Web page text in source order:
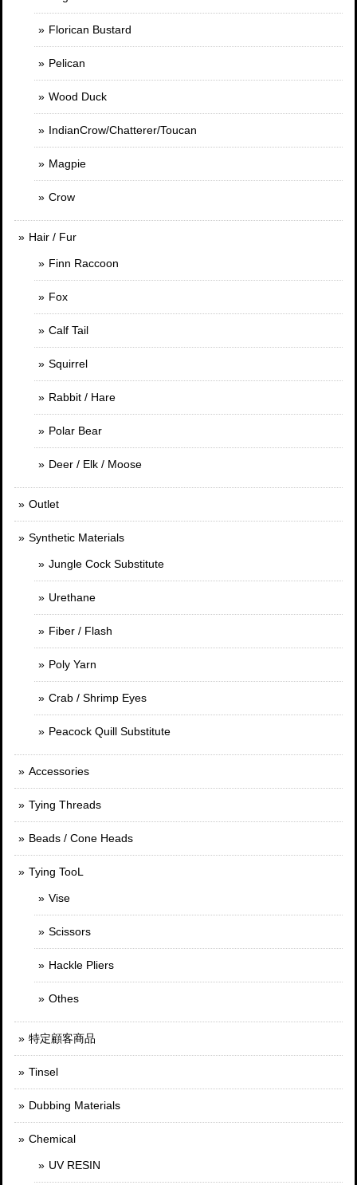
Florican Bustard
Pelican
Wood Duck
IndianCrow/Chatterer/Toucan
Magpie
Crow
Hair / Fur
Finn Raccoon
Fox
Calf Tail
Squirrel
Rabbit / Hare
Polar Bear
Deer / Elk / Moose
Outlet
Synthetic Materials
Jungle Cock Substitute
Urethane
Fiber / Flash
Poly Yarn
Crab / Shrimp Eyes
Peacock Quill Substitute
Accessories
Tying Threads
Beads / Cone Heads
Tying TooL
Vise
Scissors
Hackle Pliers
Othes
特定顧客商品
Tinsel
Dubbing Materials
Chemical
UV RESIN